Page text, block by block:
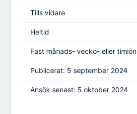
Tills vidare
Heltid
Fast månads- vecko- eller timlön
Publicerat: 5 september 2024
Ansök senast: 5 oktober 2024